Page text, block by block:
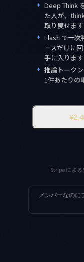
✦ Deep Think
た人が、
取り戻せます
✦ Flash で一次
ースだけに
手に入ります
✦ 推論トーク
1件あたりの
Stripe によ
メンバーなのに